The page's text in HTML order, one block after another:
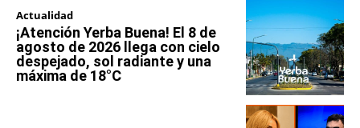
Actualidad
¡Atención Yerba Buena! El 8 de
agosto de 2026 llega con cielo
despejado, sol radiante y una
máxima de 18°C